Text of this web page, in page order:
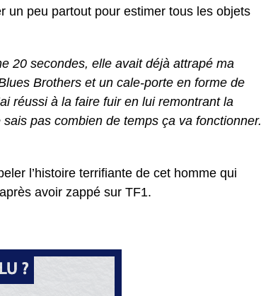
un peu partout pour estimer tous les objets
20 secondes, elle avait déjà attrapé ma
Brothers et un cale-porte en forme de
réussi à la faire fuir en lui remontrant la
pas combien de temps ça va fonctionner.
l’histoire terrifiante de cet homme qui
avoir zappé sur TF1.